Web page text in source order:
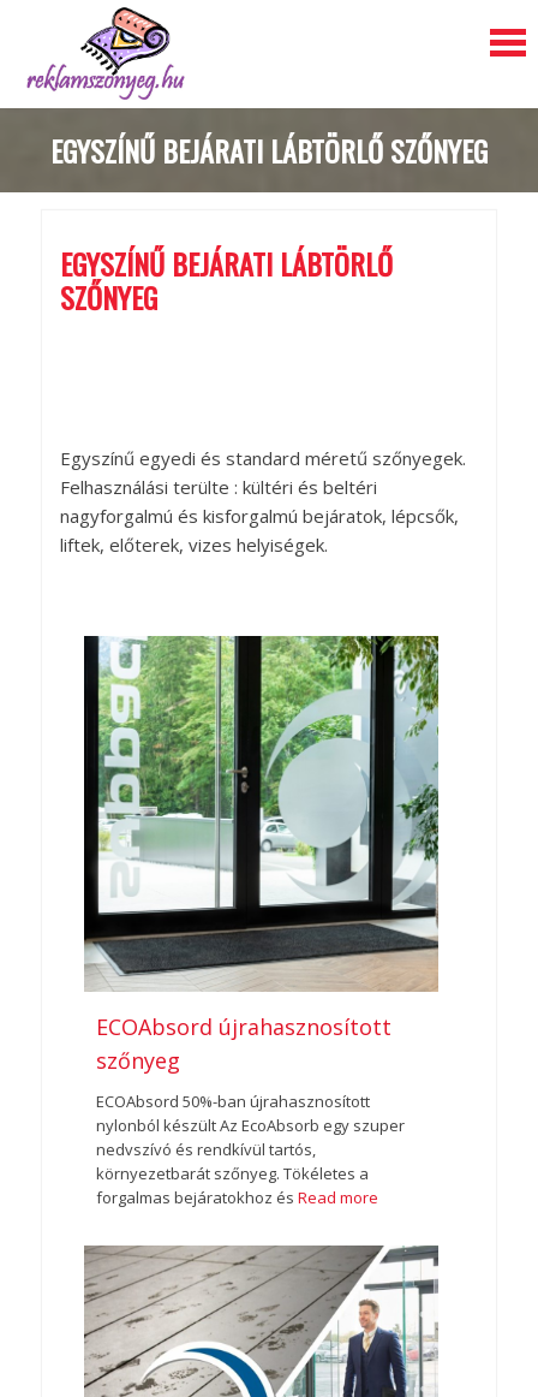
p
EGYSZÍNŰ BEJÁRATI LÁBTÖRLŐ SZŐNYEG
EGYSZÍNŰ BEJÁRATI LÁBTÖRLŐ
SZŐNYEG
Egyszínű egyedi és standard méretű szőnyegek.
Felhasználási terülte : kültéri és beltéri
nagyforgalmú és kisforgalmú bejáratok, lépcsők,
liftek, előterek, vizes helyiségek.
ECOAbsord újrahasznosított
szőnyeg
ECOAbsord 50%-ban újrahasznosított
nylonból készült Az EcoAbsorb egy szuper
nedvszívó és rendkívül tartós,
környezetbarát szőnyeg. Tökéletes a
forgalmas bejáratokhoz és Read more